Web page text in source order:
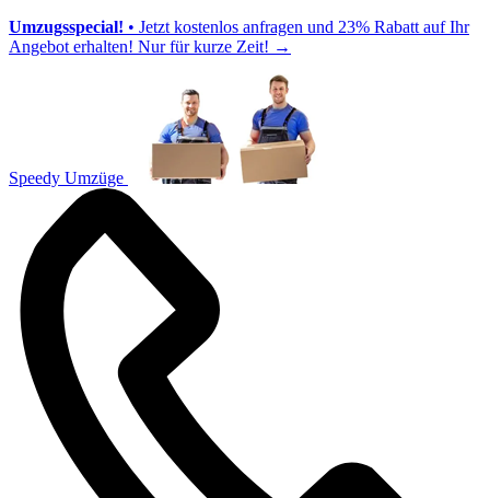
Umzugsspecial! • Jetzt kostenlos anfragen und 23% Rabatt auf Ihr
Angebot erhalten! Nur für kurze Zeit! →
Speedy Umzüge